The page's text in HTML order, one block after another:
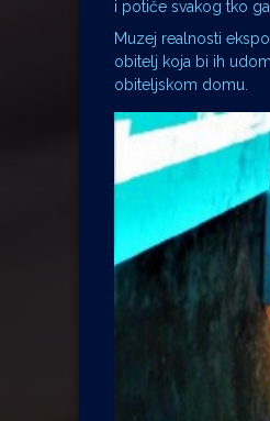
i potiče svakog tko
Muzej realnosti
obitelj koja bi ih
obiteljskom domu.